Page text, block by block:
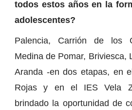
todos estos años en la
adolescentes?
Palencia, Carrión de los
Medina de Pomar, Briviesca,
Aranda -en dos etapas, en
Rojas y en el IES Vela
brindado la oportunidad de